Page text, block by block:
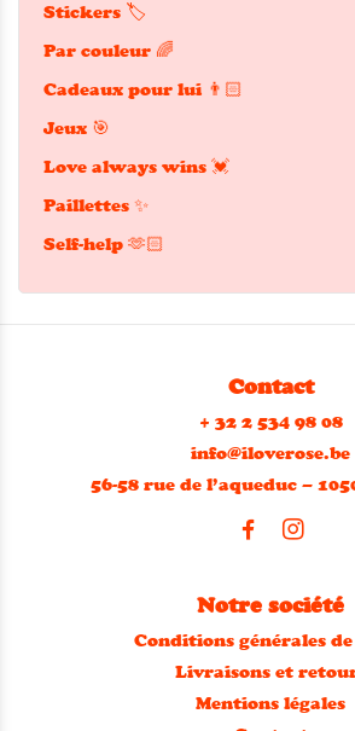
Stickers 🏷️
Par couleur 🌈
Cadeaux pour lui 👨🏻
Jeux 🎯
Love always wins 💓
Paillettes ✨
Self-help 🫶🏻
Contact
+ 32 2 534 98 08
info@iloverose.be
56-58 rue de l’aqueduc –
Notre société
Conditions générales
Livraisons et
Mentions légales